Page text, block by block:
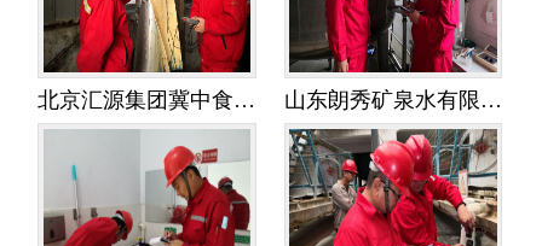
北京汇源集团冀中食品饮料有限公司——水平衡测试 山东朗秀矿泉水有限公司——水平衡测试